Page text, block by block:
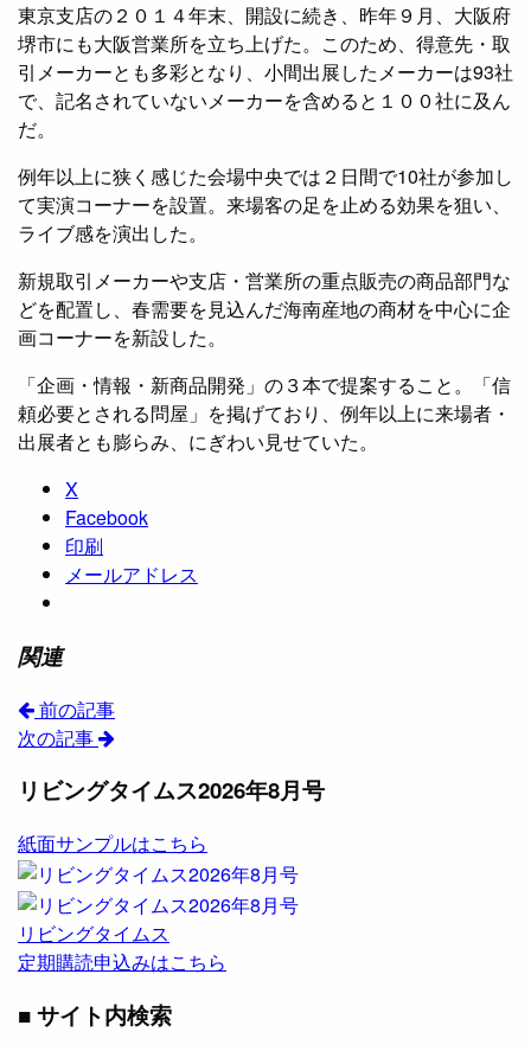
東京支店の２０１４年末、開設に続き、昨年９月、大阪府
堺市にも大阪営業所を立ち上げた。このため、得意先・取
引メーカーとも多彩となり、小間出展したメーカーは93社
で、記名されていないメーカーを含めると１００社に及ん
だ。
例年以上に狭く感じた会場中央では２日間で10社が参加し
て実演コーナーを設置。来場客の足を止める効果を狙い、
ライブ感を演出した。
新規取引メーカーや支店・営業所の重点販売の商品部門な
どを配置し、春需要を見込んだ海南産地の商材を中心に企
画コーナーを新設した。
「企画・情報・新商品開発」の３本で提案すること。「信
頼必要とされる問屋」を掲げており、例年以上に来場者・
出展者とも膨らみ、にぎわい見せていた。
X
Facebook
印刷
メールアドレス
関連
前の記事
次の記事
リビングタイムス2026年8月号
紙面サンプルはこちら
リビングタイムス
定期購読申込みはこちら
■ サイト内検索